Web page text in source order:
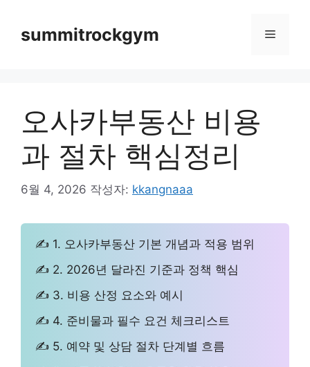
summitrockgym 메
오사카부동산 비용
과 절차 핵심정리
6월 4, 2026 작성자: kkangnaaa
✍ 1. 오사카부동산 기본 개념과 적용 범위
✍ 2. 2026년 달라진 기준과 정책 핵심
✍ 3. 비용 산정 요소와 예시
✍ 4. 준비물과 필수 요건 체크리스트
✍ 5. 예약 및 상담 절차 단계별 흐름